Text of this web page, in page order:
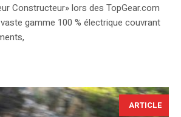
Constructeur» lors des TopGear.com
gamme 100 % électrique couvrant
ARTICLE